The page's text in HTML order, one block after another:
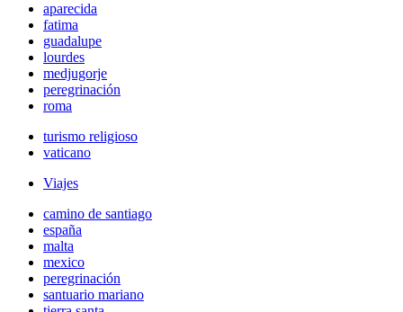
aparecida
fatima
guadalupe
lourdes
medjugorje
peregrinación
roma
turismo religioso
vaticano
Viajes
camino de santiago
españa
malta
mexico
peregrinación
santuario mariano